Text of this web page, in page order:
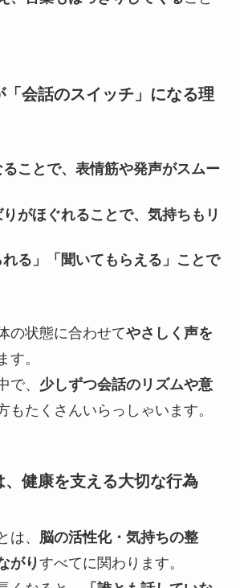
会話のスイッチ」になる理
ことで、表情筋や発声がスムー
がほぐれることで、気持ちもリ
れる」「聞いてもらえる」ことで
の状態に合わせてやさしく声を
す。
で、 少しずつ会話のリズムや意
もたくさんいらっしゃいます。
、健康を支える大切な行為
は、
脳の活性化・気持ちの整
がりすべてに関わります。